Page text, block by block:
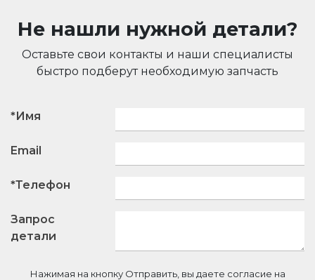
Не нашли нужной детали?
Оставьте свои контакты и наши специалисты
быстро подберут необходимую запчасть
*Имя
Email
*Телефон
Запрос
детали
Нажимая на кнопку Отправить, вы даете согласие на